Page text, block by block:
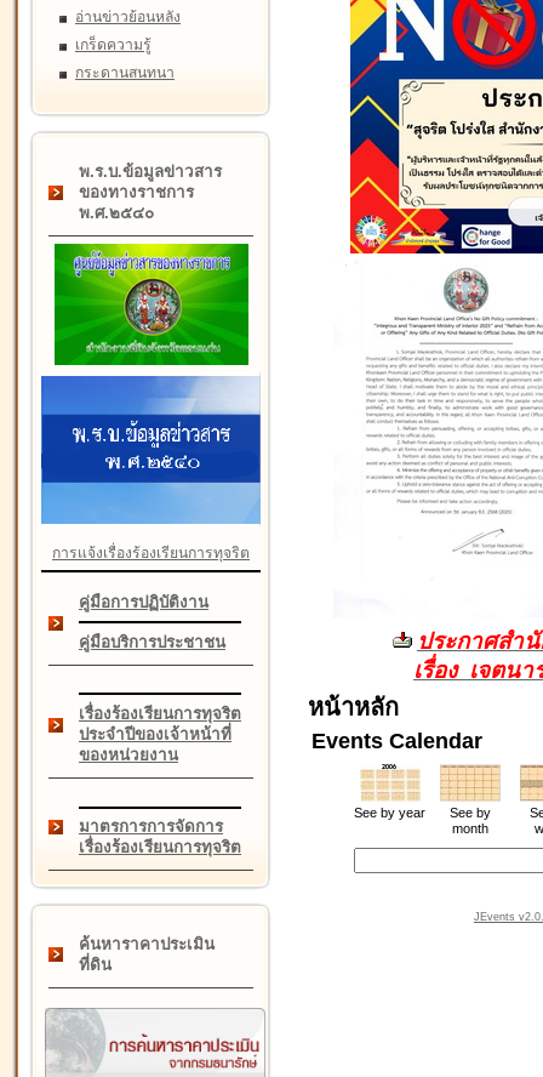
อ่านข่าวย้อนหลัง
เกร็ดความรู้
กระดานสนทนา
พ.ร.บ.ข้อมูลข่าวสาร
ของทางราชการ
พ.ศ.๒๕๔๐
การแจ้งเรื่องร้องเรียนการทุจริต
คู่มือการปฏิบัติงาน
คู่มือบริการประชาชน
เรื่องร้องเรียนการทุจริต
ประจำปีของเจ้าหน้าที่
ของหน่วยงาน
มาตรการการจัดการ
เรื่องร้องเรียนการทุจริต
ค้นหาราคาประเมิน
ที่ดิน
ประกาศสำ
เรื่อง เจตน
หน้าหลัก
Events Calendar
See by year
See by
month
JEvents